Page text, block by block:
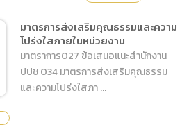
มาตรการส่งเสริมคุณธรรมและความ
โปร่งใสภายในหน่วยงาน
มาตราการ027 ข้อเสนอแนะสำนักงาน
ปปช 034 มาตรการส่งเสริมคุณธรรม
และความโปร่งใสภา ...